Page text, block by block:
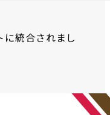
統合されまし